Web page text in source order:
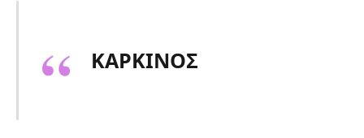
ΚΑΡΚΙΝΟΣ